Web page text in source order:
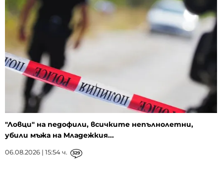
"Ловци" на педофили, всичките непълнолетни,
убили мъжа на Младежкия...
06.08.2026 | 15:54 ч. 329